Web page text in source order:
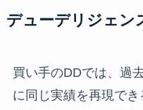
デューデリジェン
買い手のDDでは、過
に同じ実績を再現で